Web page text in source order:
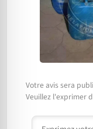
Votre avis sera
Veuillez l'exprimer
Commentaire